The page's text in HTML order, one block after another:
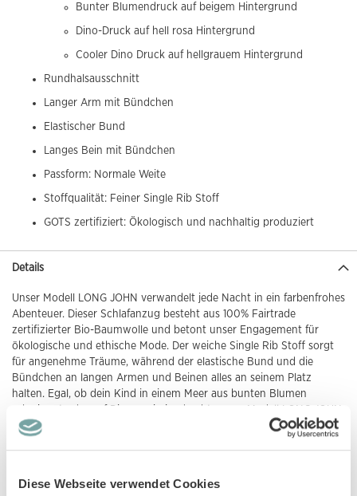
Diese Webseite verwendet Cookies
Bunter Blumendruck auf beigem Hintergrund
Dino-Druck auf hell rosa Hintergrund
Cooler Dino Druck auf hellgrauem Hintergrund
Rundhalsausschnitt
Langer Arm mit Bündchen
Elastischer Bund
Langes Bein mit Bündchen
Passform: Normale Weite
Stoffqualität: Feiner Single Rib Stoff
GOTS zertifiziert: Ökologisch und nachhaltig produziert
Details
Unser Modell LONG JOHN verwandelt jede Nacht in ein farbenfrohes
Abenteuer. Dieser Schlafanzug besteht aus 100% Fairtrade
zertifizierter Bio-Baumwolle und betont unser Engagement für
ökologische und ethische Mode. Der weiche Single Rib Stoff sorgt
für angenehme Träume, während der elastische Bund und die
Bündchen an langen Armen und Beinen alles an seinem Platz
halten. Egal, ob dein Kind in einem Meer aus bunten Blumen
schwimmt oder auf Dinosaurierjagd geht, unser Modell LONG JOHN
bleibt kuschelig und bewegungsfreundlich.
Dino-Druck auf hellgrauem Hintergrund. Jedes Design spricht die